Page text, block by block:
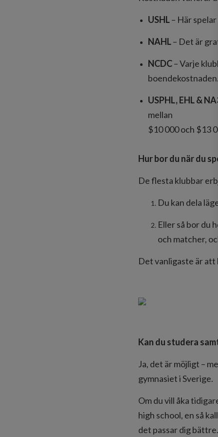
USHL– Här
NAHL– Det är
NCDC– Varje
boendekostnaden.
USPHL, EHL &
mellan
$10 000 och $13
Hur bor du när du
De flesta klubbar
Du kan dela
Eller så bor du
och matcher,
Det vanligaste är att
Kan du studera
Ja, det är möjligt –
gymnasiet i Sverige.
Om du vill åka
high school, en så
det passar dig bättre.